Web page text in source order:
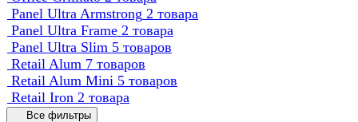
Panel Ultra Armstrong 2 товара
Panel Ultra Frame 2 товара
Panel Ultra Slim 5 товаров
Retail Alum 7 товаров
Retail Alum Mini 5 товаров
Retail Iron 2 товара
Все фильтры